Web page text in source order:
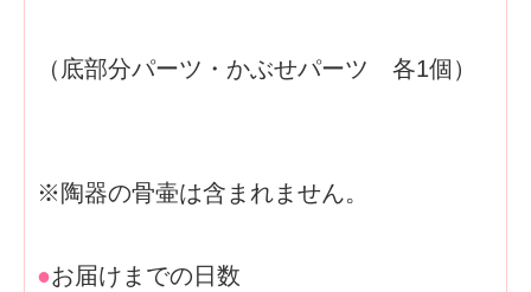
（底部分パーツ・かぶせパーツ 各1個）
※陶器の骨壷は含まれません。
●お届けまでの日数